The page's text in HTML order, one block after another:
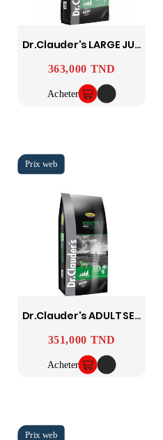
Dr.clauder's LARGE JUNIOR SENS AGNEAU & RIZ 20 Kg
Prix
363,000 TND
Acheter
Dr.clauder's ADULT SENSITIVE AGNEAU RIZ 20 Kg
Prix
351,000 TND
Acheter